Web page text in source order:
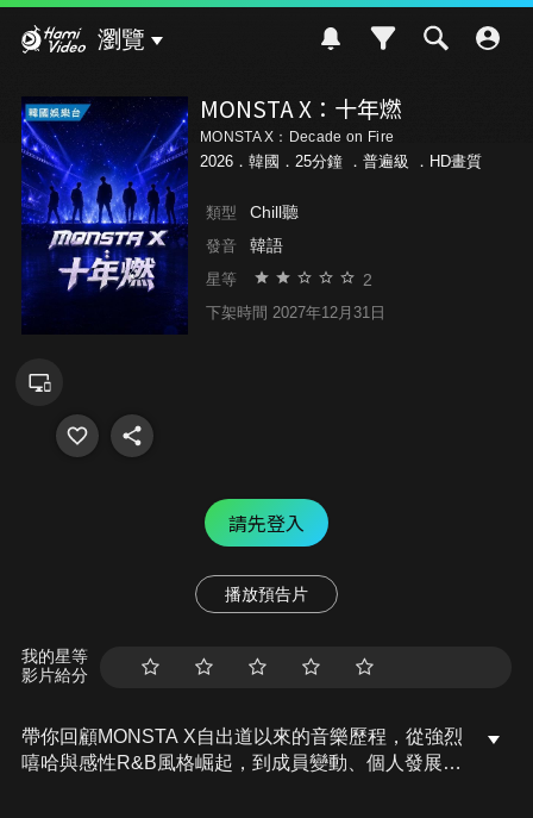
瀏覽
MONSTA X：十年燃
MONSTA X：Decade on Fire
2026．韓國．25分鐘 ． 普遍級 ．HD畫質
類型 Chill聽
發音 韓語
星等 2
下架時間 2027年12月31日
請先登入
播放預告片
我的星等
影片給分
帶你回顧MONSTA X自出道以來的音樂歷程，從強烈
嘻哈與感性R&B風格崛起，到成員變動、個人發展與